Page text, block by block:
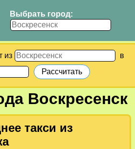
Выбрать город:
из в
Воскресенск
такси из